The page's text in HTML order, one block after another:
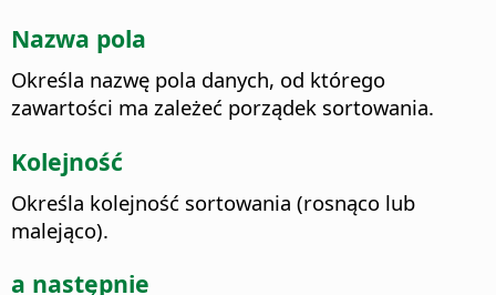
Nazwa pola
Określa nazwę pola danych, od którego
zawartości ma zależeć porządek sortowania.
Kolejność
Określa kolejność sortowania (rosnąco lub
malejąco).
a następnie